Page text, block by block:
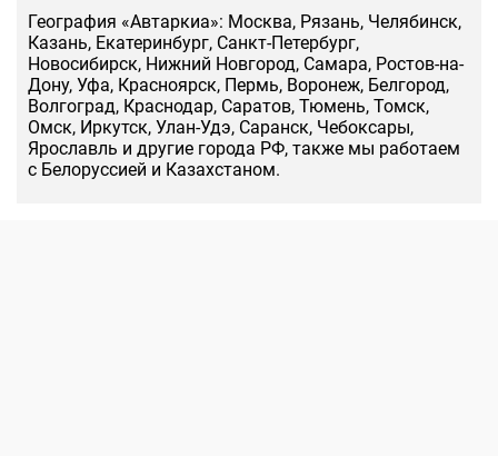
География «Автаркиа»: Москва, Рязань, Челябинск,
Казань, Екатеринбург, Санкт-Петербург,
Новосибирск, Нижний Новгород, Самара, Ростов-на-
Дону, Уфа, Красноярск, Пермь, Воронеж, Белгород,
Волгоград, Краснодар, Саратов, Тюмень, Томск,
Омск, Иркутск, Улан-Удэ, Саранск, Чебоксары,
Ярославль и другие города РФ, также мы работаем
с Белоруссией и Казахстаном.